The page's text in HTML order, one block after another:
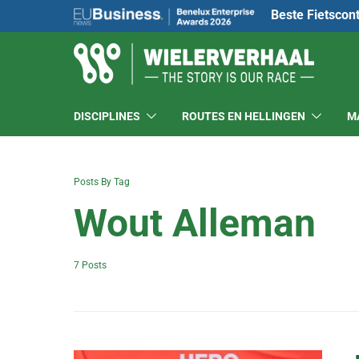
Beste
DISCIPLINES ROUTES EN HELLINGEN
Posts By Tag
Wout Alleman
7 Posts